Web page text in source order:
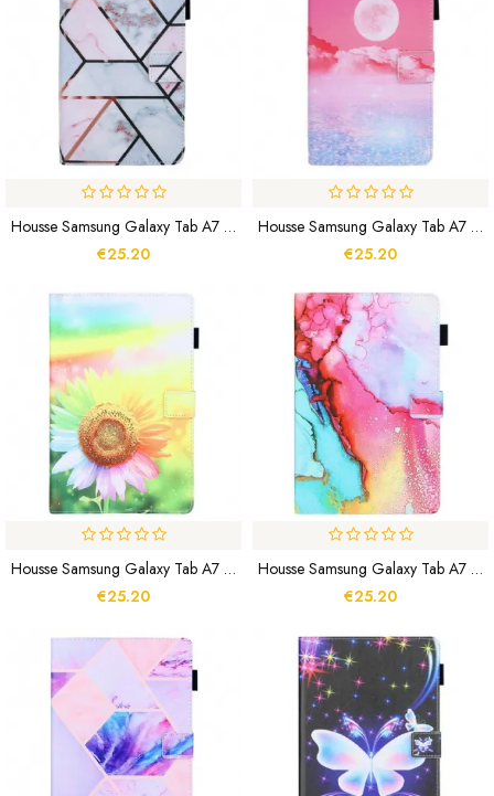
Housse Samsung Galaxy Tab A7 Lite Marbre Géométrique
€25.20
Housse Samsung Galaxy Tab A7 Lite Paysage De Rêve
€25.20
Housse Samsung Galaxy Tab A7 Lite Fleurs Au Soleil
€25.20
Housse Samsung Galaxy Tab A7 Lite Style Marbre
€25.20